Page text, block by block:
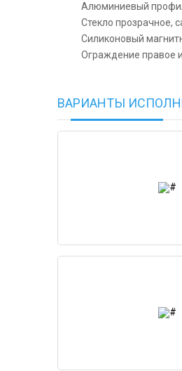
Алюминиевый
Стекло прозрачное,
Силиконовый
Ограждение правое
ВАРИАНТЫ